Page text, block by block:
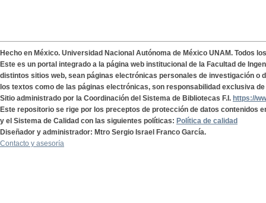
Hecho en México. Universidad Nacional Autónoma de México UNAM. Todos
Este es un portal integrado a la página web institucional de la Facultad de
distintos sitios web, sean páginas electrónicas personales de investigación o
los textos como de las páginas electrónicas, son responsabilidad exclusiva
Sitio administrado por la Coordinación del Sistema de Bibliotecas F.I. https://
Este repositorio se rige por los preceptos de protección de datos contenidos
y el Sistema de Calidad con las siguientes políticas: Política de calidad
Diseñador y administrador: Mtro Sergio Israel Franco García.
Contacto y asesoría